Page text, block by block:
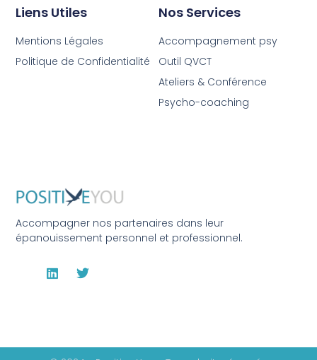
Accompagner nos partenaires dans leur
épanouissement personnel et professionnel.
Nos Services
Accompagnement psy
Outil QVCT
Ateliers & Conférence
Psycho-coaching
Liens Utiles
Mentions Légales
Politique de Confidentialité